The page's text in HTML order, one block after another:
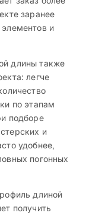
заранее
и
длины также
легче
по этапам
подборе
и
удобнее,
погонных
длиной
получить